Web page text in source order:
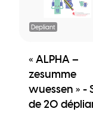
Depliant
« ALPHA –
zesumme
wuessen » -
de 20